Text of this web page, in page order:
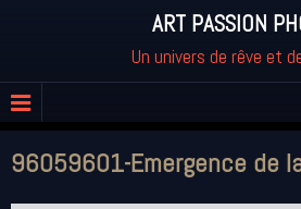
ART PASSION
Un univers de rêve et
96059601-Emergence de